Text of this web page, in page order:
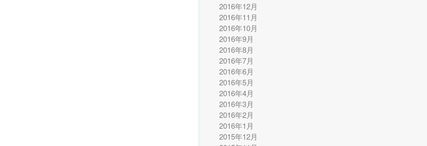
2016年12月
2016年11月
2016年10月
2016年9月
2016年8月
2016年7月
2016年6月
2016年5月
2016年4月
2016年3月
2016年2月
2016年1月
2015年12月